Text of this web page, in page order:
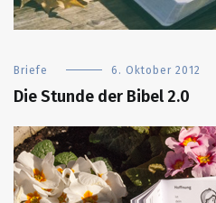
Briefe 6. Oktober 2012
Die Stunde der Bibel 2.0